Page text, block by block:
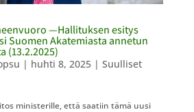
—Hallituksen esitys
Suomen Akatemiasta annetun
(13.2.2025)
| huhti 8, 2025| Suulliset
ministerille, että saatiin tämä uusi